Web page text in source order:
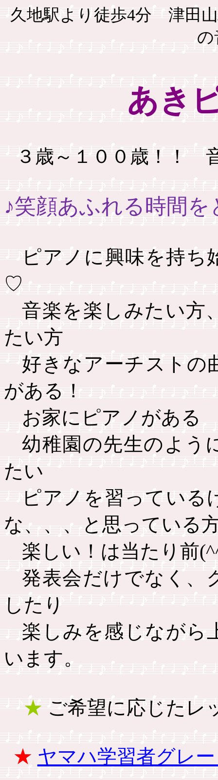
久地駅より徒歩4分 津田山
の
あき
３歳～１００歳！！
♪笑顔あふれる時間
ピアノに興味を持ち
♡
音楽を楽しみたい方
たい方
好きなアーチスト
がある！
お家にピアノがある
幼稚園の先生のよう
たい
ピアノを習っている
な、、、と思っている
楽しい！は当たり前
発表会だけでなく、
したり
楽しみを感じながら
います。
★ ご希望に応じたレ
★ ヤマハ学習者グレ